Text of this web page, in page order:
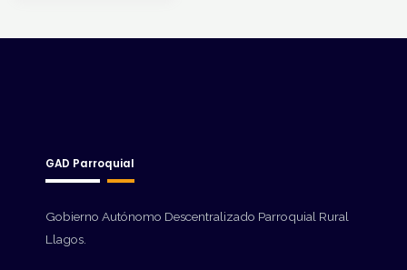
GAD Parroquial
Gobierno Autónomo Descentralizado Parroquial Rural
Llagos.